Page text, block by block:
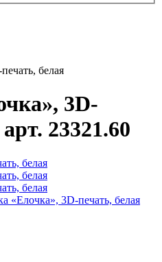
белая
3D-
23321.60